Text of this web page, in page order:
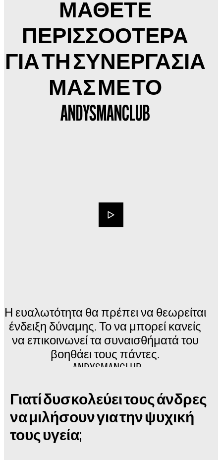
ΜΑΘΕΤΕ
ΠΕΡΙΣΣΟΟΤΕΡΑ
ΓΙΑ ΤΗ ΣΥΝΕΡΓΑΣΙΑ
ΜΑΣ ΜΕ ΤΟ
ANDYSMANCLUB
Η ευαλωτότητα θα πρέπει να θεωρείται
ένδειξη δύναμης. Το να μπορεί κανείς
να επικοινωνεί τα συναισθήματά του
βοηθάει τους πάντες.
----ANDYSMANCLUB---
Γιατί δυσκολεύει τους άνδρες
να μιλήσουν για την ψυχική
τους υγεία;